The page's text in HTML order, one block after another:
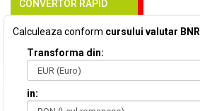
CONVERTOR RAPID
Calculeaza conform cursului valutar BNR
Transforma din:
in: